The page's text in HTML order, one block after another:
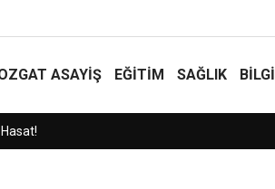
ASAYIŞ EĞİTİM SAĞLIK BİLGİ